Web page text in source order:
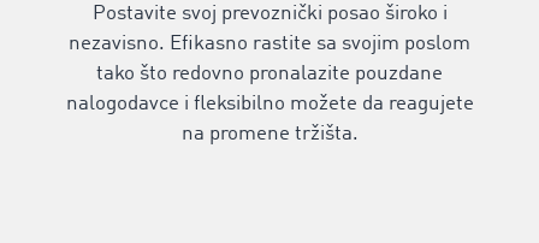
Postavite svoj prevoznički posao široko i
nezavisno. Efikasno rastite sa svojim poslom
tako što redovno pronalazite pouzdane
nalogodavce i fleksibilno možete da reagujete
na promene tržišta.